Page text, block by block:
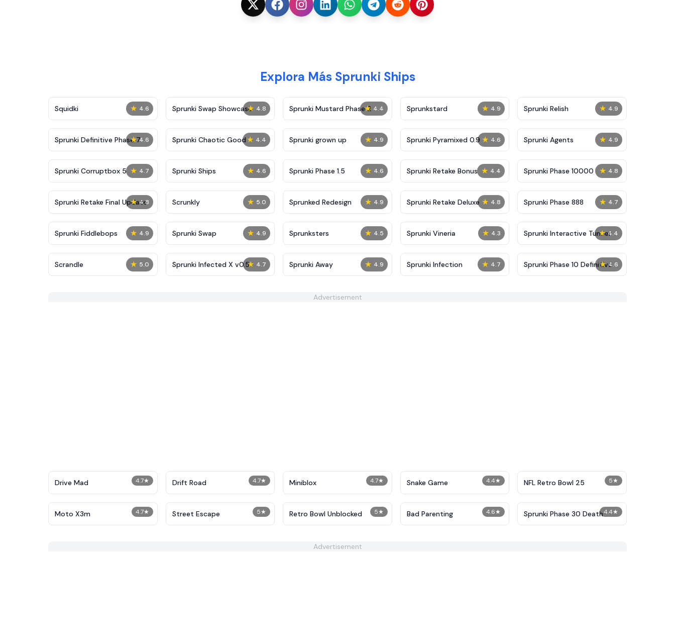
Explora Más Sprunki Ships
★ 4.6
Squidki ★ 4.8
Sprunki Swap Showcase ★ 4.4
Sprunki Mustard Phase 2 ★ 4.9
Sprunkstard ★ 4.9
Sprunki Relish
★ 4.6
Sprunki Definitive Phase 7 ★ 4.4
Sprunki Chaotic Good ★ 4.9
Sprunki grown up ★ 4.6
Sprunki Pyramixed 0.9 ★ 4.9
Sprunki Agents
★ 4.7
Sprunki Corruptbox 5 ★ 4.6
Sprunki Ships ★ 4.6
Sprunki Phase 1.5 ★ 4.4
Sprunki Retake Bonus ★ 4.8
Sprunki Phase 10000
★ 4.8
Sprunki Retake Final Update ★ 5.0
Scrunkly ★ 4.9
Sprunked Redesign ★ 4.8
Sprunki Retake Deluxe ★ 4.7
Sprunki Phase 888
★ 4.9
Sprunki Fiddlebops ★ 4.9
Sprunki Swap ★ 4.5
Sprunksters ★ 4.3
Sprunki Vineria ★ 4.4
Sprunki Interactive Tunner
★ 5.0
Scrandle ★ 4.7
Sprunki Infected X v0.5 ★ 4.9
Sprunki Away ★ 4.7
Sprunki Infection ★ 4.6
Sprunki Phase 10 Definitive
Advertisement
4.7★
Drive Mad 4.7★
Drift Road 4.7★
Miniblox 4.4★
Snake Game 5★
NFL Retro Bowl 25
4.7★
Moto X3m 5★
Street Escape 5★
Retro Bowl Unblocked 4.6★
Bad Parenting 4.4★
Sprunki Phase 30 Death
Advertisement